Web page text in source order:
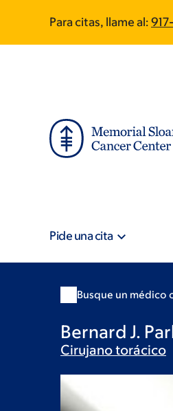
main
footer
Para citas, llame al:
Pide una cita
Busque un médico
Bernard J.
Cirujanotorácico